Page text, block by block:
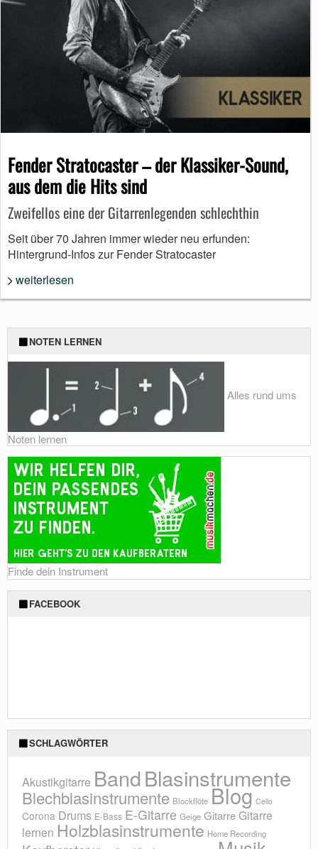
Fender Stratocaster – der Klassiker-Sound,
aus dem die Hits sind
Zweifellos eine der Gitarrenlegenden schlechthin
Seit über 70 Jahren immer wieder neu erfunden:
Hintergrund-Infos zur Fender Stratocaster
weiterlesen
NOTEN LERNEN
Alles rund ums
Noten lernen
Finde dein Instrument
FACEBOOK
SCHLAGWÖRTER
Akustikgitarre BandBlasinstrumente
Blechblasinstrumente Blockflöte Blog Cello
Corona Drums E-Bass E-Gitarre Geige GitarreGitarre
lernen Holzblasinstrumente Home Recording